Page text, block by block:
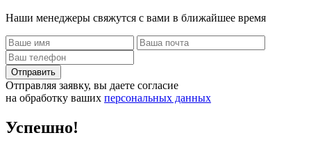
Наши менеджеры свяжутся с вами в ближайшее время
Отправить
Отправляя заявку, вы даете согласие
на обработку ваших персональных данных
Успешно!